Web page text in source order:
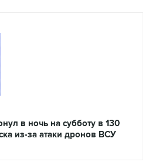
в ночь на субботу в 130
из-за атаки дронов ВСУ